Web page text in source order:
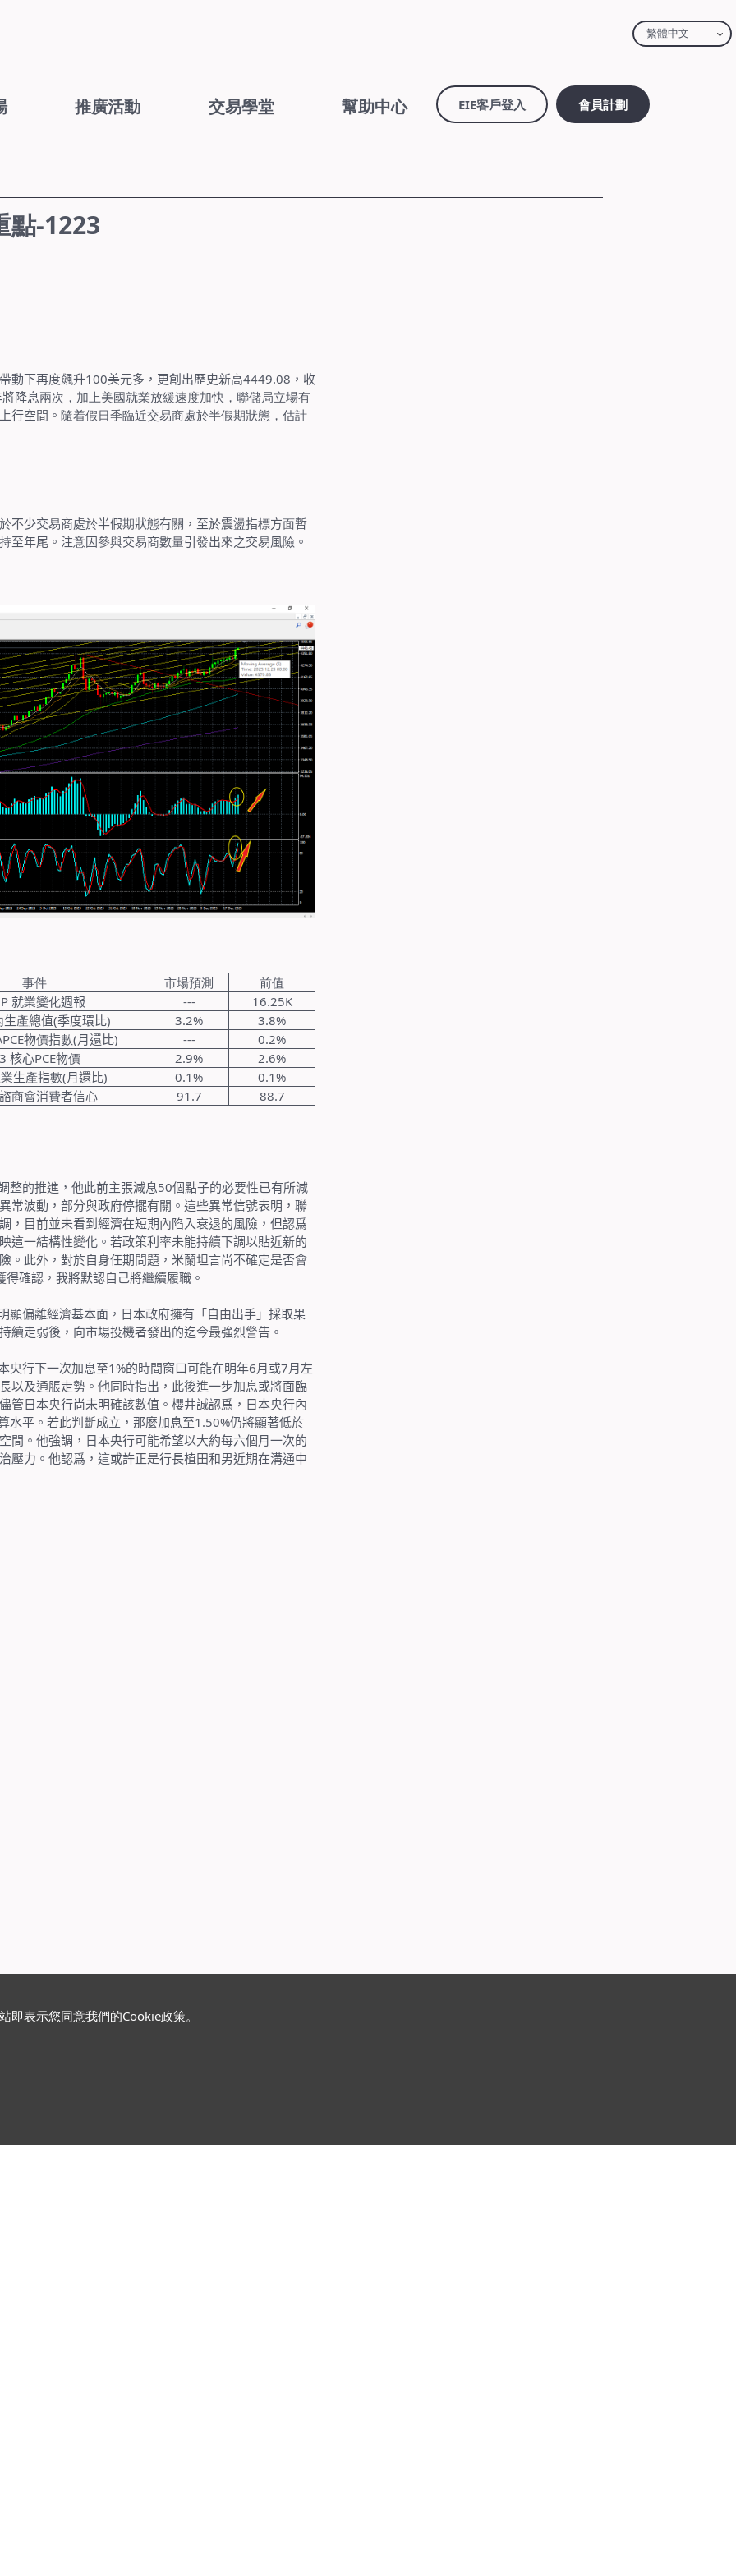
推廣活動 交易學堂 幫助中心 EIE客戶登入 會員計劃
繁體中文
點-1223
動下再度飆升100美元多，更創出歷史新高4449.08 ，收
降息兩次，加上美國就業放緩速度加快，聯儲局立場有
行空間。 隨着假日季臨近交易商處於半假期狀態，估計
不少交易商處於半假期狀態有關 ，至於震盪指標方面暫
持至年尾。注意因參與交易商數量引發出來之交易風險 。
事件 市場預測
前值
就業變化週報 ---
16.25K
生產總值(季度環比) 3.2%
3.8%
PCE物價指數(月還比) ---
0.2%
核心PCE物價 2.9%
2.6%
業生產指數(月還比) 0.1%
0.1%
商會消費者信心 91.7 88.7
整的推進，他此前主張減息50個點子的必要性已有所減
常波動，部分與政府停擺有關。這些異常信號表明，聯
，目前並未看到經濟在短期內陷入衰退的風險，但認爲
這一結構性變化。若政策利率未能持續下調以貼近新的
。此外，對於自身任期問題，米蘭坦言尚不確定是否會
得確認，我將默認自己將繼續履職。
顯偏離經濟基本面，日本政府擁有「自由出手」採取果
續走弱後，向市場投機者發出的迄今最強烈警告。
央行下一次加息至1%的時間窗口可能在明年6月或7月左
以及通脹走勢。他同時指出，此後進一步加息或將面臨
管日本央行尚未明確該數值。櫻井誠認爲，日本央行內
水平。若此判斷成立，那麼加息至1.50%仍將顯著低於
間。他強調，日本央行可能希望以大約每六個月一次的
壓力。他認爲，這或許正是行長植田和男近期在溝通中
即表示您同意我們的Cookie政策。